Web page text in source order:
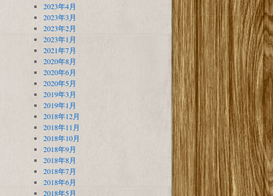
2023年4月
2023年3月
2023年2月
2023年1月
2021年7月
2020年8月
2020年6月
2020年5月
2019年3月
2019年1月
2018年12月
2018年11月
2018年10月
2018年9月
2018年8月
2018年7月
2018年6月
2018年5月